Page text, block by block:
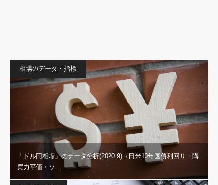
相場のデータ・指標
「ドル円相場」のデータ分析(2020.9)（日米10年国債利回り・購
買力平価・ソ…